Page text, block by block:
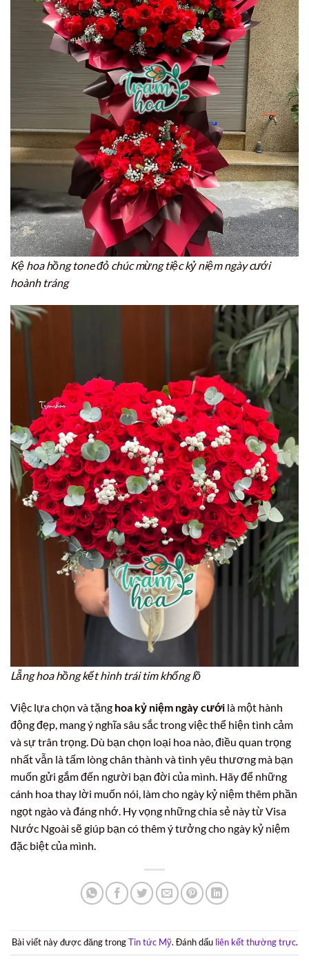
Kệ hoa hồng tone đỏ chúc mừng tiệc kỷ niệm ngày cưới
hoành tráng
Lẵng hoa hồng kết hình trái tim khổng lồ
Việc lựa chọn và tặng hoa kỷ niệm ngày cưới là một hành
động đẹp, mang ý nghĩa sâu sắc trong việc thể hiện tình cảm
và sự trân trọng. Dù bạn chọn loại hoa nào, điều quan trọng
nhất vẫn là tấm lòng chân thành và tình yêu thương mà bạn
muốn gửi gắm đến người bạn đời của mình. Hãy để những
cánh hoa thay lời muốn nói, làm cho ngày kỷ niệm thêm phần
ngọt ngào và đáng nhớ. Hy vọng những chia sẻ này từ Visa
Nước Ngoài sẽ giúp bạn có thêm ý tưởng cho ngày kỷ niệm
đặc biệt của mình.
Bài viết này được đăng trongTin tức Mỹ. Đánh dấu liên kết thường trực.